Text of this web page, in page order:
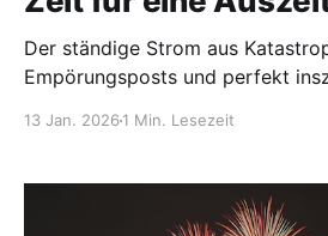
Der ständige Strom aus
Empörungsposts und perfekt
Gehirn ist permanent im
bereit zu liken, zu kommentieren,
13 Jan. 2026 1 Min. Lesezeit